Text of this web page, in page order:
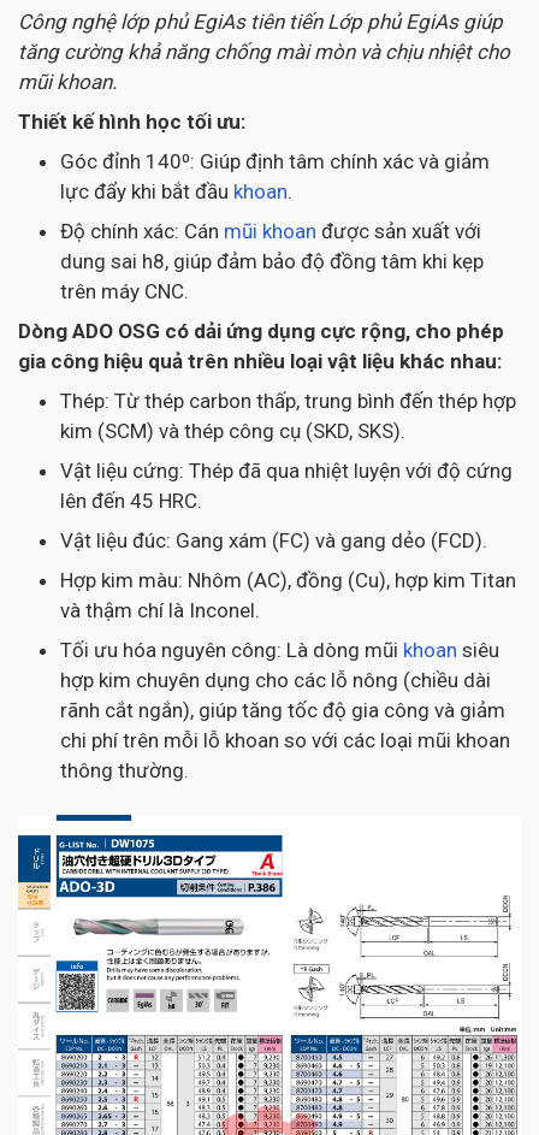
Công nghệ lớp phủ EgiAs tiên tiến Lớp phủ EgiAs giúp
tăng cường khả năng chống mài mòn và chịu nhiệt cho
mũi khoan.
Thiết kế hình học tối ưu:
Góc đỉnh 140⁰: Giúp định tâm chính xác và giảm
lực đẩy khi bắt đầu khoan.
Độ chính xác: Cán mũi khoan được sản xuất với
dung sai h8, giúp đảm bảo độ đồng tâm khi kẹp
trên máy CNC.
Dòng ADO OSG có dải ứng dụng cực rộng, cho phép
gia công hiệu quả trên nhiều loại vật liệu khác nhau:
Thép: Từ thép carbon thấp, trung bình đến thép hợp
kim (SCM) và thép công cụ (SKD, SKS).
Vật liệu cứng: Thép đã qua nhiệt luyện với độ cứng
lên đến 45 HRC.
Vật liệu đúc: Gang xám (FC) và gang dẻo (FCD).
Hợp kim màu: Nhôm (AC), đồng (Cu), hợp kim Titan
và thậm chí là Inconel.
Tối ưu hóa nguyên công: Là dòng mũi khoan siêu
hợp kim chuyên dụng cho các lỗ nông (chiều dài
rãnh cắt ngắn), giúp tăng tốc độ gia công và giảm
chi phí trên mỗi lỗ khoan so với các loại mũi khoan
thông thường.